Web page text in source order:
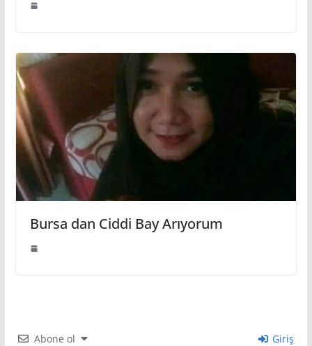
Bursa dan Ciddi Bay Arıyorum
Abone ol Giriş